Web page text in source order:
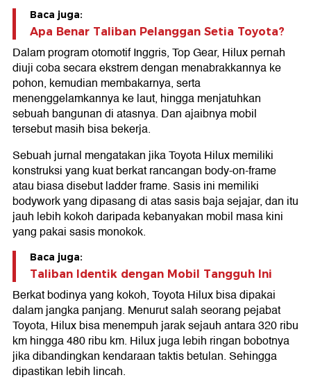
Baca juga:
Apa Benar Taliban Pelanggan Setia Toyota?
Dalam program otomotif Inggris, Top Gear, Hilux pernah
diuji coba secara ekstrem dengan menabrakkannya ke
pohon, kemudian membakarnya, serta
menenggelamkannya ke laut, hingga menjatuhkan
sebuah bangunan di atasnya. Dan ajaibnya mobil
tersebut masih bisa bekerja.
Sebuah jurnal mengatakan jika Toyota Hilux memiliki
konstruksi yang kuat berkat rancangan body-on-frame
atau biasa disebut ladder frame. Sasis ini memiliki
bodywork yang dipasang di atas sasis baja sejajar, dan itu
jauh lebih kokoh daripada kebanyakan mobil masa kini
yang pakai sasis monokok.
Baca juga:
Taliban Identik dengan Mobil Tangguh Ini
Berkat bodinya yang kokoh, Toyota Hilux bisa dipakai
dalam jangka panjang. Menurut salah seorang pejabat
Toyota, Hilux bisa menempuh jarak sejauh antara 320 ribu
km hingga 480 ribu km. Hilux juga lebih ringan bobotnya
jika dibandingkan kendaraan taktis betulan. Sehingga
dipastikan lebih lincah.